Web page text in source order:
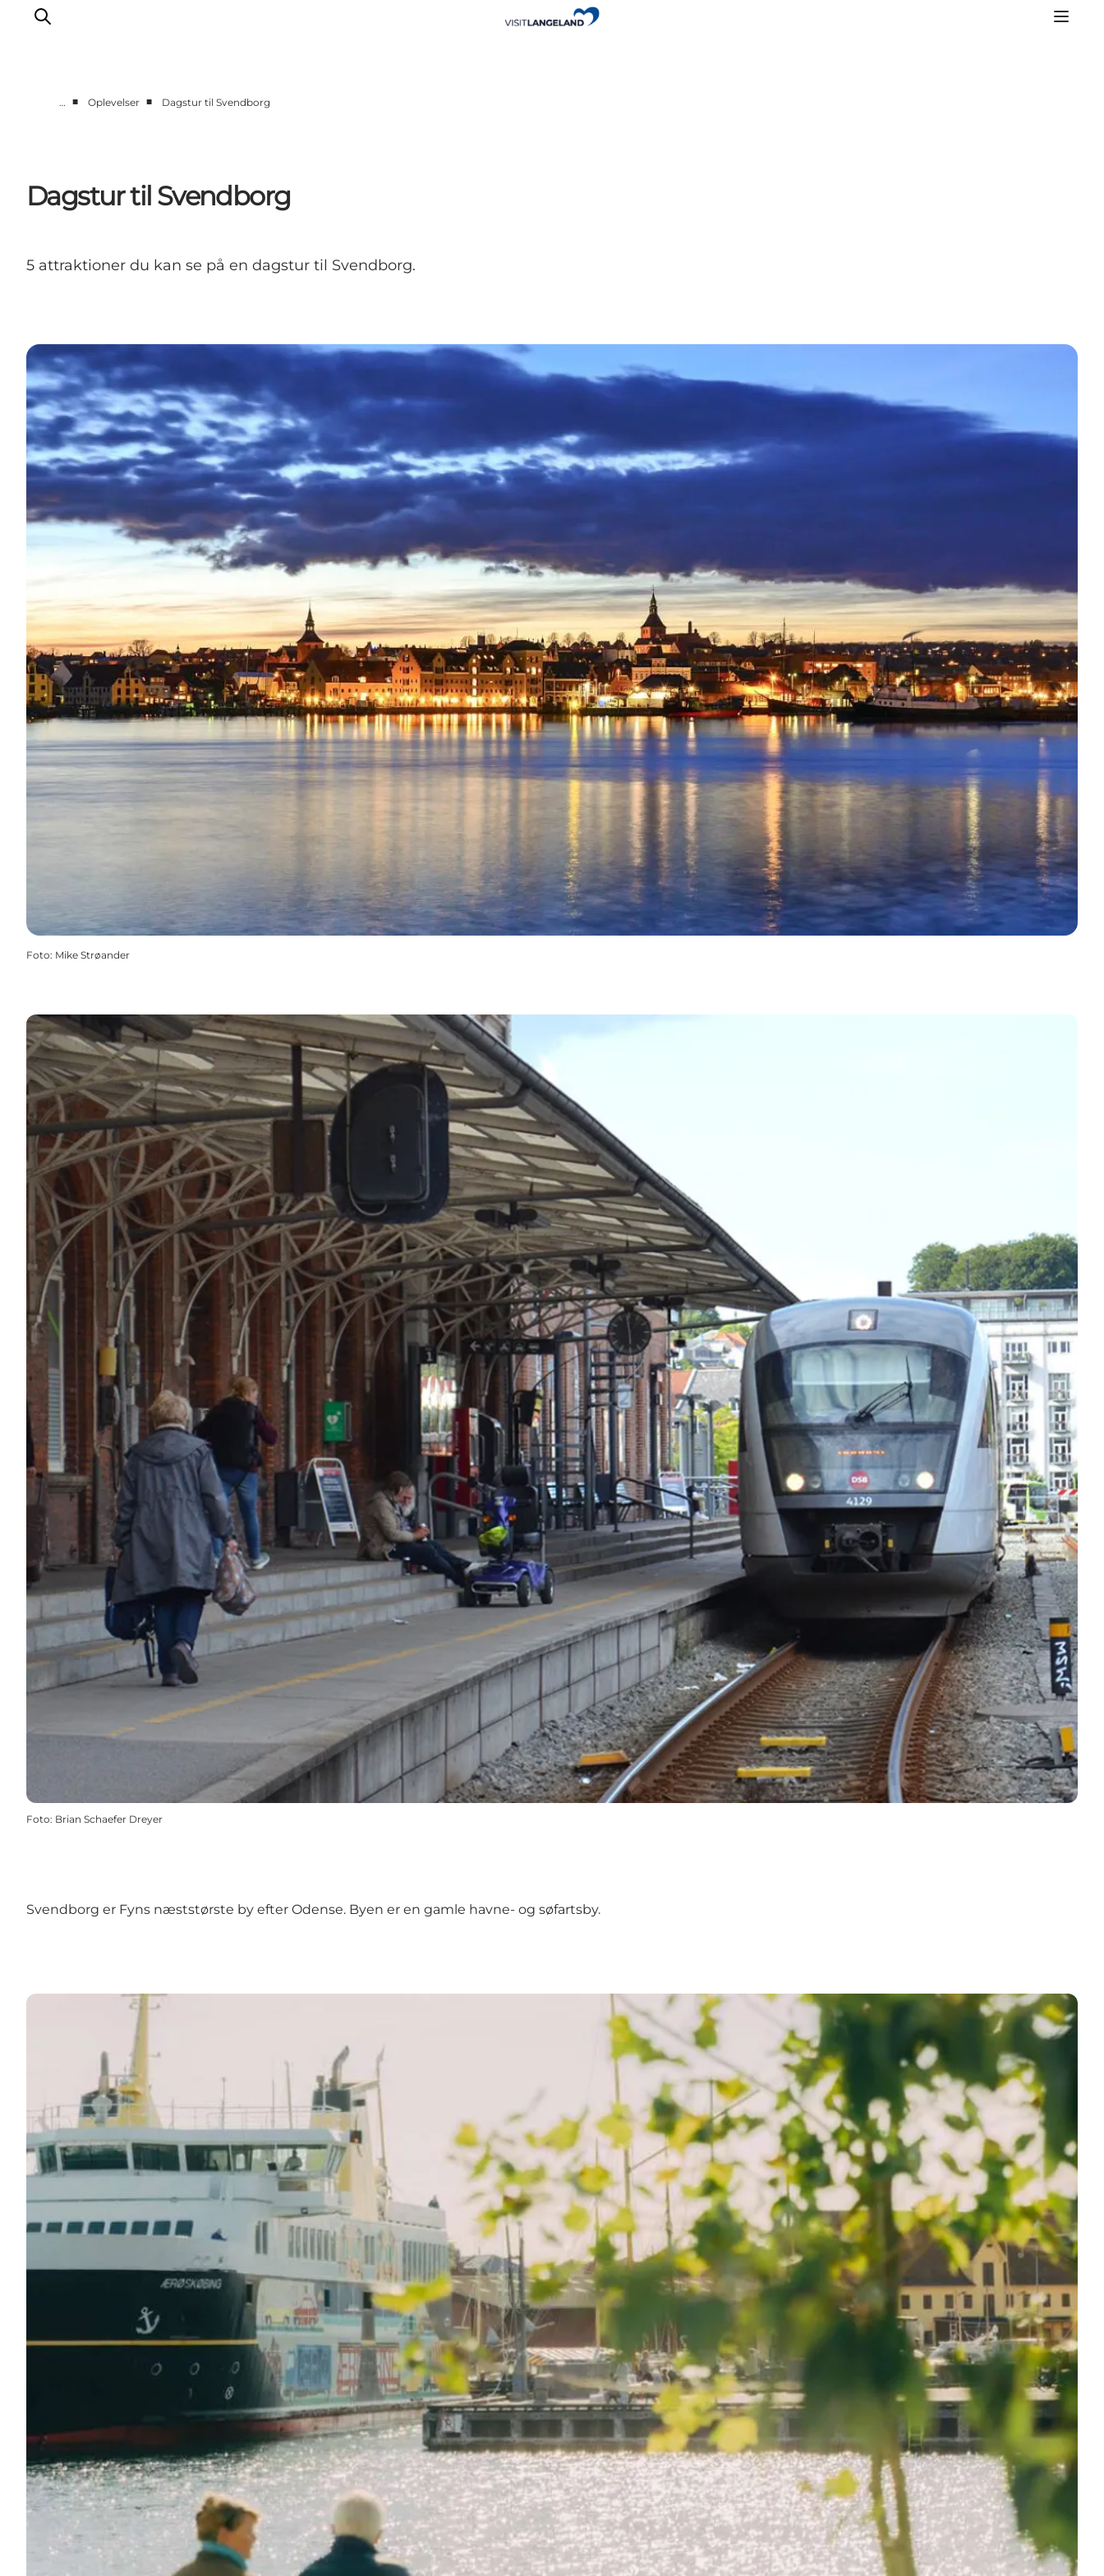
Outdoor
Overnatning
… ■ Oplevelser ■ Dagstur til Svendborg
Dagstur til Svendborg
5 attraktioner du kan se på en dagstur til Svendborg.
Foto: Mike Strøander
Foto: Brian Schaefer Dreyer
Svendborg er Fyns næststørste by efter Odense. Byen er en gamle havne- og søfartsby.